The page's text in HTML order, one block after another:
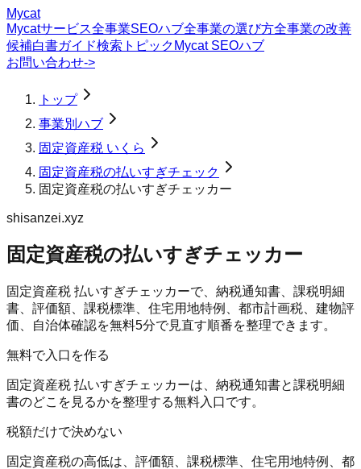
Mycat
Mycatサービス全事業SEOハブ全事業の選び方全事業の改善
候補白書ガイド検索トピック Mycat SEOハブ
お問い合わせ->
トップ
事業別ハブ
固定資産税 いくら
固定資産税の払いすぎチェック
固定資産税の払いすぎチェッカー
shisanzei.xyz
固定資産税の払いすぎチェッカー
固定資産税 払いすぎチェッカーで、納税通知書、課税明細
書、評価額、課税標準、住宅用地特例、都市計画税、建物評
価、自治体確認を無料5分で見直す順番を整理できます。
無料で入口を作る
固定資産税 払いすぎチェッカーは、納税通知書と課税明細
書のどこを見るかを整理する無料入口です。
税額だけで決めない
固定資産税の高低は、評価額、課税標準、住宅用地特例、都